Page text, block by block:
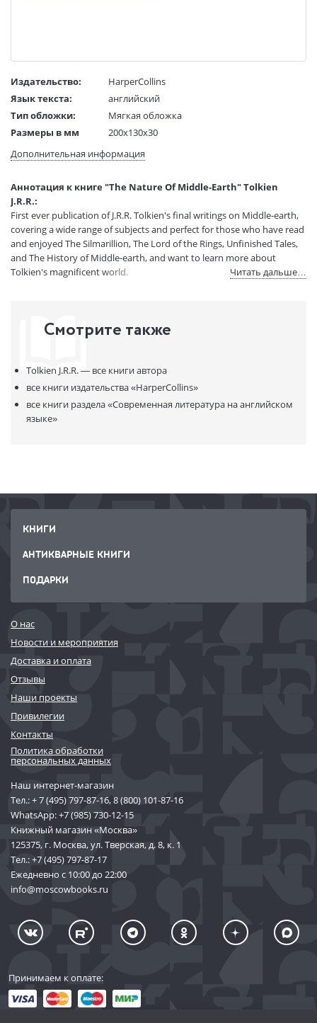
Издательство:
HarperCollins
Язык текста:
английский
Тип обложки:
Мягкая обложка
Размеры в мм
200x130x30
Вес:
1 гр.
Код товара:
50088323
Артикул:
15767928
ISBN:
9780008387945
В продаже с:
21.03.2024
Дополнительная информация
Аннотация к книге "The Nature Of Middle-Earth" Tolkien
J.R.R.:
First ever publication of J.R.R. Tolkien's final writings on Middle-earth,
covering a wide range of subjects and perfect for those who have read
and enjoyed The Silmarillion, The Lord of the Rings, Unfinished Tales,
and The History of Middle-earth, and want to learn more about
Tolkien's magnificent world.
Читать дальше…
Смотрите также
Tolkien J.R.R. — все книги автора
все книги издательства«HarperCollins»
все книги раздела«Современная литература на английском
языке»
КНИГИ
АНТИКВАРНЫЕ КНИГИ
ПОДАРКИ
О нас
Новости и мероприятия
Доставка и оплата
Отзывы
Наши проекты
Привилегии
Контакты
Политика обработки
персональных данных
Наш интернет-магазин
Тел.:+ 7 (495) 797-87-16,8 (800) 101-87-16
WhatsApp:+7 (985) 730-12-15
Книжный магазин «Москва»
125375, г. Москва, ул. Тверская, д. 8, к. 1
Тел.:+7 (495) 797-87-17
Ежедневно с 10:00 до 22:00
info@moscowbooks.ru
Принимаем к оплате: